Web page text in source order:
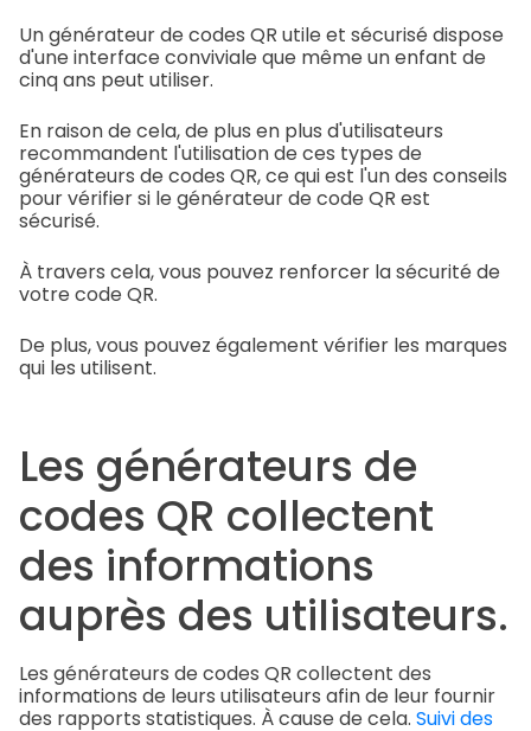
Un générateur de codes QR utile et sécurisé dispose
d'une interface conviviale que même un enfant de
cinq ans peut utiliser.
En raison de cela, de plus en plus d'utilisateurs
recommandent l'utilisation de ces types de
générateurs de codes QR, ce qui est l'un des conseils
pour vérifier si le générateur de code QR est
sécurisé.
À travers cela, vous pouvez renforcer la sécurité de
votre code QR.
De plus, vous pouvez également vérifier les marques
qui les utilisent.
Les générateurs de
codes QR collectent
des informations
auprès des utilisateurs.
Les générateurs de codes QR collectent des
informations de leurs utilisateurs afin de leur fournir
des rapports statistiques. À cause de cela. Suivi des